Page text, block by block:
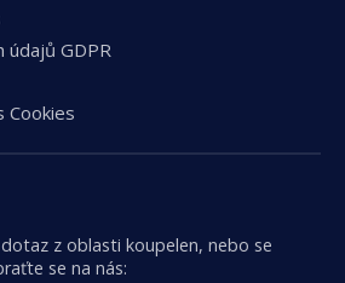
údajů GDPR
Cookies
z oblasti koupelen, nebo se
se na nás: